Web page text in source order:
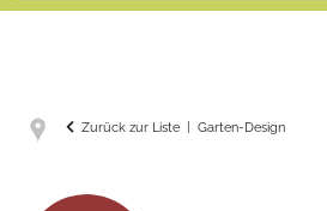
Zurück zur Liste Garten-Design